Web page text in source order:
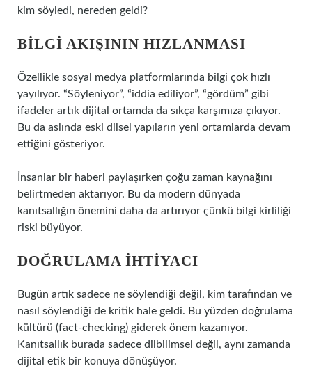
kim söyledi, nereden geldi?
BILGI AKIŞININ HIZLANMASI
Özellikle sosyal medya platformlarında bilgi çok hızlı
yayılıyor. “Söyleniyor”, “iddia ediliyor”, “gördüm” gibi
ifadeler artık dijital ortamda da sıkça karşımıza çıkıyor.
Bu da aslında eski dilsel yapıların yeni ortamlarda devam
ettiğini gösteriyor.
İnsanlar bir haberi paylaşırken çoğu zaman kaynağını
belirtmeden aktarıyor. Bu da modern dünyada
kanıtsallığın önemini daha da artırıyor çünkü bilgi kirliliği
riski büyüyor.
DOĞRULAMA IHTIYACI
Bugün artık sadece ne söylendiği değil, kim tarafından ve
nasıl söylendiği de kritik hale geldi. Bu yüzden doğrulama
kültürü (fact-checking) giderek önem kazanıyor.
Kanıtsallık burada sadece dilbilimsel değil, aynı zamanda
dijital etik bir konuya dönüşüyor.